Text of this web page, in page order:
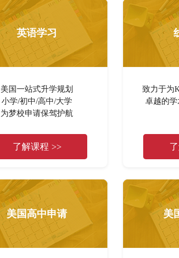
英语学习
美国一站式升学规划
小学/初中/高中/大学
为梦校申请保驾护航
了解课程 >>
致力于为
卓越的
美国高中申请 美